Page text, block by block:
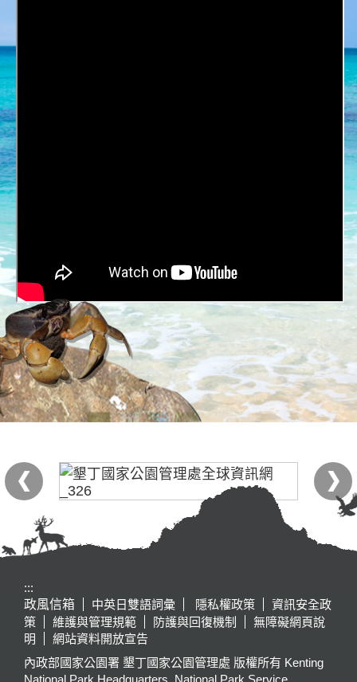
:::
政風信箱
中英日雙語詞彙 隱私權政策
資訊安全政
策
維護與管理規範 防護與回復機制
無障礙網頁說
明
網站資料開放宣告
內政部國家公園署 墾丁國家公園管理處 版權所有 Kenting
National Park Headquarters, National Park Service,